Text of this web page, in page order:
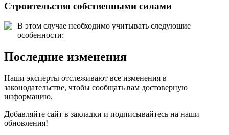
Строительство собственными силами
В этом случае необходимо учитывать следующие
особенности:
Последние изменения
Наши эксперты отслеживают все изменения в
законодательстве, чтобы сообщать вам достоверную
информацию.
Добавляйте сайт в закладки и подписывайтесь на наши
обновления!